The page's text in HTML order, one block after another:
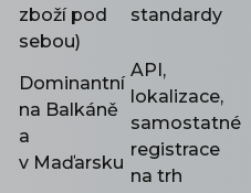
zboží pod
sebou)
standardy
Dominantní
na Balkáně
a
v Maďarsku
API,
lokalizace,
samostatné
registrace
na trh